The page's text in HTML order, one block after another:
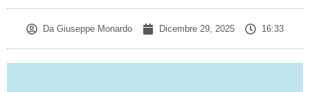
DaGiuseppe Monardo Dicembre 29, 2025 16:33